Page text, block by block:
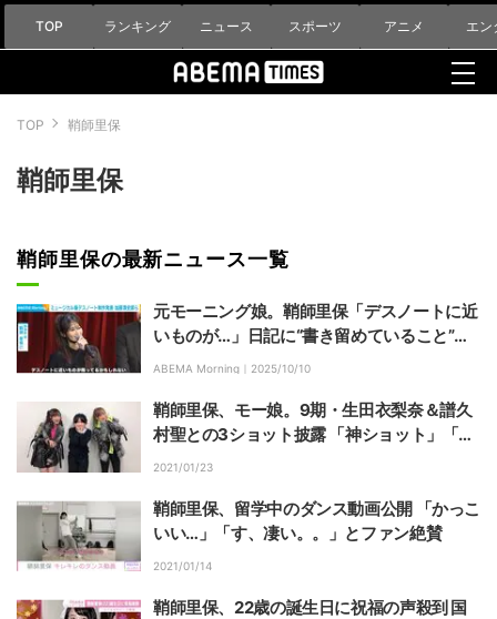
TOP ランキング ニュース スポーツ アニメ エン
TOP 鞘師里保
鞘師里保
鞘師里保の最新ニュース一覧
元モーニング娘。鞘師里保「デスノートに近
いものが…」日記に“書き留めていること”を
明かし渡邉蒼「気をつけないと」
ABEMA Morning｜ 2025/10/10
鞘師里保、モー娘。9期・生田衣梨奈＆譜久
村聖との3ショット披露 「神ショット」「最
高～！9期大好き！」の声
2021/01/23
鞘師里保、留学中のダンス動画公開 「かっこ
いい…」「す、凄い。。」とファン絶賛
2021/01/14
鞘師里保、22歳の誕生日に祝福の声殺到 国